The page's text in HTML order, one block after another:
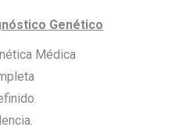
Genético
Médica